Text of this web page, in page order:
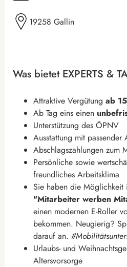
19258 Gallin
Was bietet EXPERTS &
Attraktive Vergütung ab
Ab Tag eins einen
Unterstützung des ÖPNV
Ausstattung mit passender
Abschlagszahlungen zum
Persönliche sowie
freundliches Arbeitsklima
Sie haben die Möglichkeit
"Mitarbeiter werben
einen modernen E-Roller
bekommen. Neugierig?
darauf an.
Urlaubs- und
Altersvorsorge